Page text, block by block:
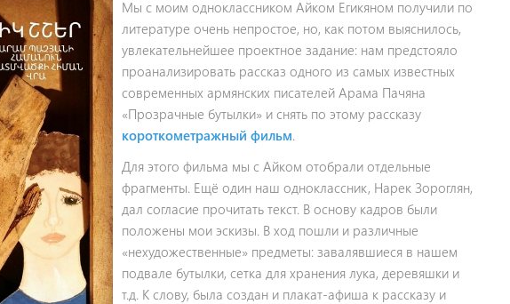
Мы с моим одноклассником Айком Егикяном получили по
литературе очень непростое, но, как потом выяснилось,
увлекательнейшее проектное задание: нам предстояло
проанализировать рассказ одного из самых известных
современных армянских писателей Арама Пачяна
«Прозрачные бутылки» и снять по этому рассказу
короткометражный фильм.
Для этого фильма мы с Айком отобрали отдельные
фрагменты. Ещё один наш одноклассник, Нарек Зороглян,
дал согласие прочитать текст. В основу кадров были
положены мои эскизы. В ход пошли и различные
«нехудожественные» предметы: завалявшиеся в нашем
подвале бутылки, сетка для хранения лука, деревяшки и
т.д. К слову, была создан и плакат-афиша к рассказу и